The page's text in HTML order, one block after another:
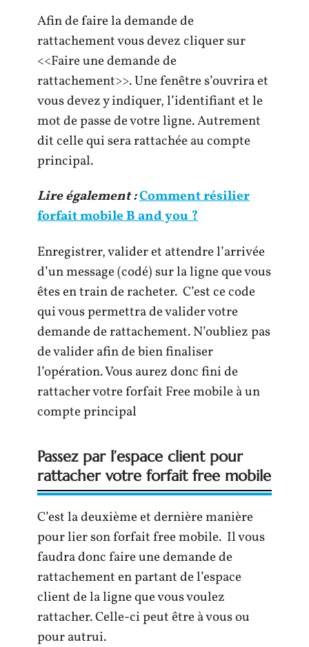
Afin de faire la demande de
rattachement vous devez cliquer sur
<<Faire une demande de
rattachement>>. Une fenêtre s’ouvrira et
vous devez y indiquer, l’identifiant et le
mot de passe de votre ligne. Autrement
dit celle qui sera rattachée au compte
principal.
Lire également :Comment résilier
forfait mobile B and you ?
Enregistrer, valider et attendre l’arrivée
d’un message (codé) sur la ligne que vous
êtes en train de racheter. C’est ce code
qui vous permettra de valider votre
demande de rattachement. N’oubliez pas
de valider afin de bien finaliser
l’opération. Vous aurez donc fini de
rattacher votre forfait Free mobile à un
compte principal
Passez par l’espace client pour
rattacher votre forfait free mobile
C’est la deuxième et dernière manière
pour lier son forfait free mobile. Il vous
faudra donc faire une demande de
rattachement en partant de l’espace
client de la ligne que vous voulez
rattacher. Celle-ci peut être à vous ou
pour autrui.